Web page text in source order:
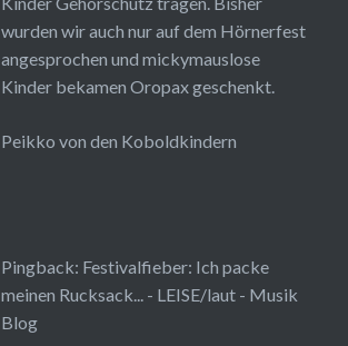
wurden wir auch nur auf dem Hörnerfest
angesprochen und mickymauslose
Kinder bekamen Oropax geschenkt.
Peikko von den Koboldkindern
Pingback: Festivalfieber: Ich packe
meinen Rucksack... - LEISE/laut - Musik
Blog